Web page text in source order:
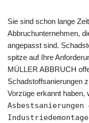
Sie sind schon lange
Abbruchunternehmen,
angepasst sind.
spitze auf Ihre
MÜLLER ABBRUCH
Schadstoffsanierungen
Vorzüge erkannt haben,
Asbestsanierungen